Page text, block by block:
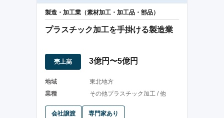
製造・加工業（素材加工・加工品・部品）
プラスチック加工を手掛ける製造業
売上高 3億円〜5億円
地域
東北地方
業種
その他プラスチック加工 / 他
会社譲渡 専門家あり